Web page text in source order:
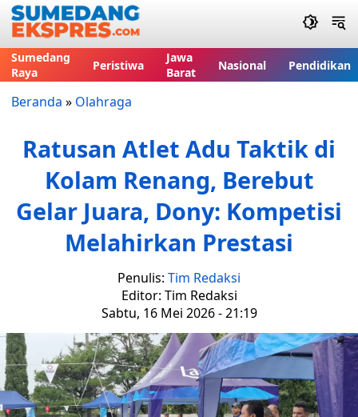
Sumedang
Raya
Peristiwa
Jawa
Barat
Nasional Pendidikan
Beranda » Olahraga
Ratusan Atlet Adu Taktik di
Kolam Renang, Berebut
Gelar Juara, Dony: Kompetisi
Melahirkan Prestasi
Penulis: Tim Redaksi
Editor: Tim Redaksi
Sabtu, 16 Mei 2026 - 21:19